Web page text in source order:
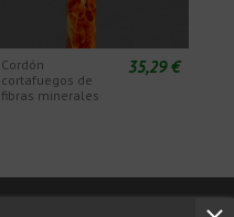
Cordón
cortafuegos de
fibras minerales
35,29 €